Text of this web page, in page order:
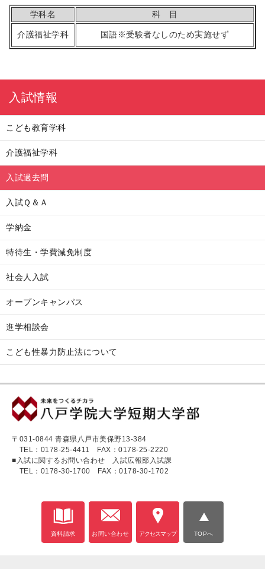
学科名 科 目
介護福祉学科 国語※受験者なしのため実施せず
入試情報
こども教育学科
介護福祉学科
入試過去問
入試Ｑ＆Ａ
学納金
特待生・学費減免制度
社会人入試
オープンキャンパス
進学相談会
こども性暴力防止法について
〒031-0844 青森県八戸市美保野13-384
TEL：0178-25-4411
FAX：0178-25-2220
■入試に関するお問い合わせ 入試広報部入試課
TEL：0178-30-1700 FAX：0178-30-1702
資料請求 お問い合わせ アクセスマップ TOPへ